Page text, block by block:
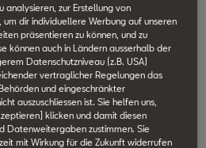
Sie die My SEAT App,
der Fahrt aufzuwärmen
Prüfen und
Heizung oder Belüftung
aus.
Sie bis zu drei
automatisches Heizen
analysieren, zur Erstellung von
dir individuellere Werbung auf unseren
präsentieren zu können, und zu
können auch in Ländern ausserhalb der
Datenschutzniveau (z.B. USA)
vertraglicher Regelungen das
und eingeschränkter
auszuschliessen ist. Sie helfen uns,
klicken und damit diesen
Datenweitergaben zustimmen. Sie
mit Wirkung für die Zukunft widerrufen